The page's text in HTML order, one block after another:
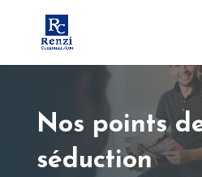
Nos points
séduction